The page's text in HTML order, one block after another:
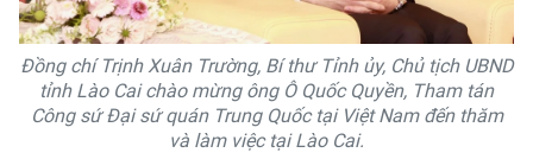
Đồng chí Trịnh Xuân Trường, Bí thư Tỉnh ủy, Chủ tịch UBND
tỉnh Lào Cai chào mừng ông Ô Quốc Quyền, Tham tán
Công sứ Đại sứ quán Trung Quốc tại Việt Nam đến thăm
và làm việc tại Lào Cai.